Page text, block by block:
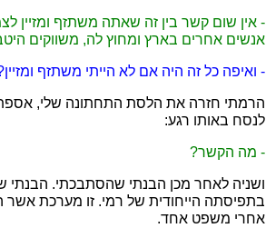
- אין שום קשר בין זה שאתה משתזף ומזיין
אנשים אחרים בארץ ומחוץ לה, משווקים
- ואיפה כל זה היה אם לא הייתי משתזף
הרמתי חזרה את הלסת התחתונה שלי,
לנסח באותו רגע:
- מה הקשר?
ושניה לאחר מכן הבנתי שהסתבכתי.
בתפיסתה הייחודית של רמי. זו מערכת אשר
אחרי משפט אחד.